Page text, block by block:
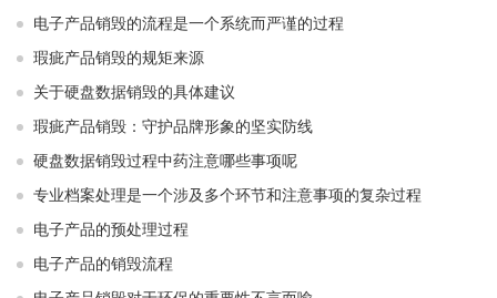
电子产品销毁的流程是一个系统而严谨的过程
瑕疵产品销毁的规矩来源
关于硬盘数据销毁的具体建议
瑕疵产品销毁：守护品牌形象的坚实防线
硬盘数据销毁过程中药注意哪些事项呢
专业档案处理是一个涉及多个环节和注意事项的复杂过程
电子产品的预处理过程
电子产品的销毁流程